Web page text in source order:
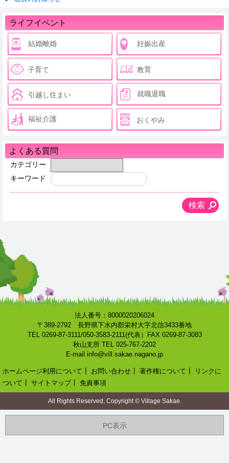
ライフイベント
結婚離婚 妊娠出産
子育て 教育
引越し住まい 就職退職
福祉介護 おくやみ
よくある質問
カテゴリー
キーワード
法人番号：8000020206024
〒389-2792 長野県下水内郡栄村大字北信3433番地
TEL 0269-87-3111/050-3583-2111(代表）FAX 0269-87-3083
秋山支所 TEL 025-767-2202
E-mail info@vill.sakae.nagano.jp
ホームページ利用について お問い合わせ 著作権について
リンクに
ついて
サイトマップ┃ 免責事項
All Rights Reserved, Copyright © Village Sakae.
PC表示